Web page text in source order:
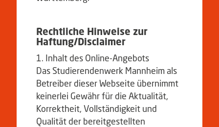
Rechtliche Hinweise zur
Haftung/Disclaimer
Inhalt des Online-Angebots
Das Studierendenwerk Mannheim als
Betreiber dieser Webseite übernimmt
keinerlei Gewähr für die Aktualität,
Korrektheit, Vollständigkeit und
Qualität der bereitgestellten